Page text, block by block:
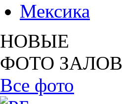
Мексика
НОВЫЕ
ФОТО ЗАЛОВ
Все фото